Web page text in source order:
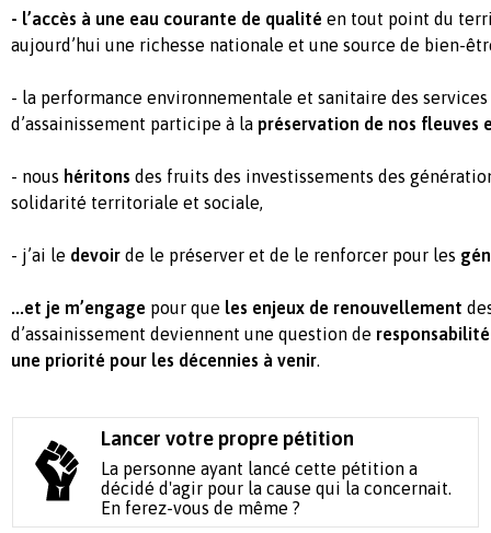
- l’accès à une eau courante de qualité en tout point du
aujourd’hui une richesse nationale et une source de bien-
- la performance environnementale et sanitaire des services
d’assainissement participe à la préservation de nos fleuves
- nous héritons des fruits des investissements des
solidarité territoriale et sociale,
- j’ai le devoir de le préserver et de le renforcer pour les
...et je m’engage pour que les enjeux de renouvellement
d’assainissement deviennent une question de
une priorité pour les décennies à venir.
Lancer votre propre pétition
La personne ayant lancé cette pétition a
décidé d'agir pour la cause qui la concernait.
En ferez-vous de même ?